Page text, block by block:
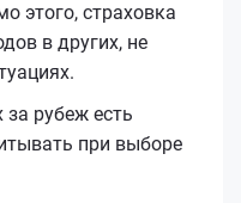
этого, страховка
в других, не
рубеж есть
при выборе